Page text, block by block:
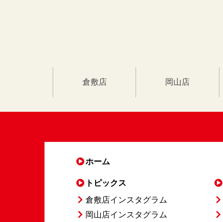
倉敷店 岡山店
ホーム
トピックス
倉敷店インスタグラム
岡山店インスタグラム